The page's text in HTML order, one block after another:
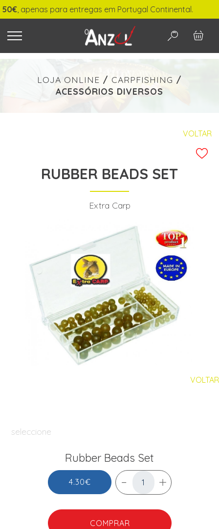
O QUE PROCURA?
-
PESQUISAR
, apenas para entregas em Portugal Continental.
LOJA ONLINE / CARPFISHING /
ACESSÓRIOS DIVERSOS
VOLTAR
RUBBER BEADS SET
Extra Carp
VOLTAR
seleccione
Rubber Beads Set
4.30€
COMPRAR